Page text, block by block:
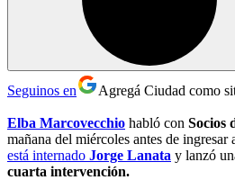
Seguinos en Agregá Ciudad como
Elba Marcovecchio habló con Socios
mañana del miércoles antes de ingresar
está internado Jorge Lanata y lanzó
cuarta intervención.